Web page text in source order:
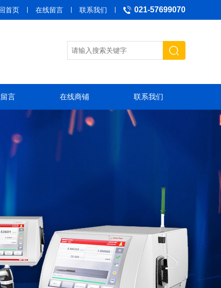
021-57699070
首页 在线留言 联系我们
言 在线商铺 联系我们